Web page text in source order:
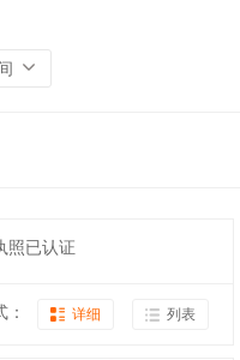
照已认证
： 详细 列表